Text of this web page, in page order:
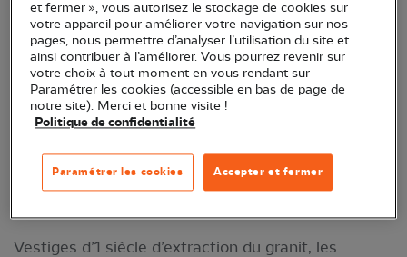
Au rythme des marées, des saisons et des
lumières, Castel Erek offre un spectacle naturel
toujours renouvelé : tempêtes hivernales
spectaculaires, douces lumières printanières,
couchers de soleil embrasant le ciel et les flots…
Castel Erek héberge une faune et une flore d’une
Vestiges d’1 siècle d’extraction du granit, les
et fermer », vous autorisez le stockage de cookies sur
votre appareil pour améliorer votre navigation sur nos
pages, nous permettre d’analyser l’utilisation du site et
ainsi contribuer à l’améliorer. Vous pourrez revenir sur
votre choix à tout moment en vous rendant sur
Paramétrer les cookies (accessible en bas de page de
notre site). Merci et bonne visite !
Politique de confidentialité
Accepter et fermer
Paramétrer les cookies